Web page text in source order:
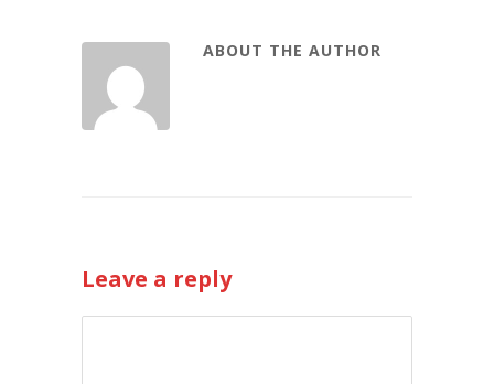
ABOUT THE AUTHOR
Leave a reply